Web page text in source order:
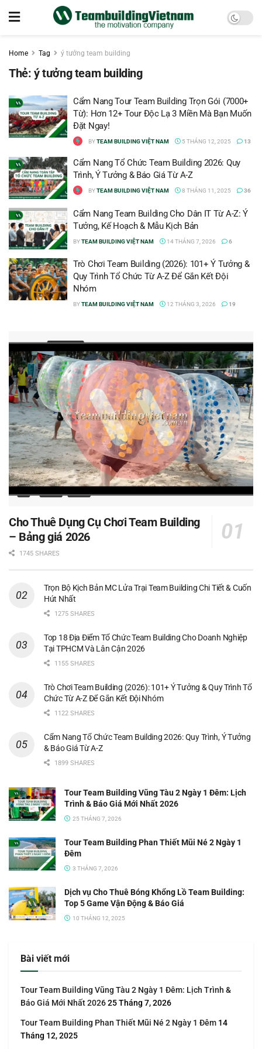
Home Tag ý tưởng team building
Thẻ:ý tưởng team building
Cẩm Nang Tour Team Building Trọn Gói (7000+
Từ): Hơn 12+ Tour Độc Lạ 3 Miền Mà Bạn Muốn
Đặt Ngay!
BYTEAM BUILDING VIỆT NAM 5 THÁNG 12, 2025 13
Cẩm Nang Tổ Chức Team Building 2026: Quy
Trình, Ý Tưởng & Báo Giá Từ A-Z
BYTEAM BUILDING VIỆT NAM 8 THÁNG 11, 2025 36
Cẩm Nang Team Building Cho Dân IT Từ A-Z: Ý
Tưởng, Kế Hoạch & Mẫu Kịch Bản
BYTEAM BUILDING VIỆT NAM 14 THÁNG 7, 2026 6
Trò Chơi Team Building (2026): 101+ Ý Tưởng &
Quy Trình Tổ Chức Từ A-Z Để Gắn Kết Đội
Nhóm
BYTEAM BUILDING VIỆT NAM 12 THÁNG 3, 2026 19
Cho Thuê Dụng Cụ Chơi Team Building
– Bảng giá 2026
1745 SHARES
Trọn Bộ Kịch Bản MC Lửa Trại Team Building Chi Tiết & Cuốn
Hút Nhất
1275 SHARES
Top 18 Địa Điểm Tổ Chức Team Building Cho Doanh Nghiệp
Tại TPHCM Và Lân Cận 2026
1155 SHARES
Trò Chơi Team Building (2026): 101+ Ý Tưởng & Quy Trình Tổ
Chức Từ A-Z Để Gắn Kết Đội Nhóm
1122 SHARES
Cẩm Nang Tổ Chức Team Building 2026: Quy Trình, Ý Tưởng
& Báo Giá Từ A-Z
1899 SHARES
Tour Team Building Vũng Tàu 2 Ngày 1 Đêm: Lịch
Trình & Báo Giá Mới Nhất 2026
25 THÁNG 7, 2026
Tour Team Building Phan Thiết Mũi Né 2 Ngày 1
Đêm
3 THÁNG 7, 2026
Dịch vụ Cho Thuê Bóng Khổng Lồ Team Building:
Top 5 Game Vận Động & Báo Giá
10 THÁNG 12, 2025
Bài viết mới
Tour Team Building Vũng Tàu 2 Ngày 1 Đêm: Lịch Trình &
Báo Giá Mới Nhất 202625 Tháng 7, 2026
Tour Team Building Phan Thiết Mũi Né 2 Ngày 1 Đêm 14
Tháng 12, 2025